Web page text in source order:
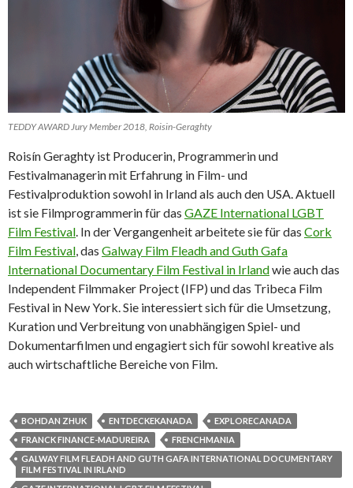
TEDDY AWARD Jury Member 2018, Roisin-Geraghty
Roisín Geraghty ist Producerin, Programmerin und
Festivalmanagerin mit Erfahrung in Film- und
Festivalproduktion sowohl in Irland als auch den USA. Aktuell
ist sie Filmprogrammerin für das GAZE International LGBT
Film Festival. In der Vergangenheit arbeitete sie für das Cork
Film Festival, das Galway Film Fleadh and Guth Gafa
International Documentary Film Festival in Irlandwie auch das
Independent Filmmaker Project (IFP) und das Tribeca Film
Festival in New York. Sie interessiert sich für die Umsetzung,
Kuration und Verbreitung von unabhängigen Spiel- und
Dokumentarfilmen und engagiert sich für sowohl kreative als
auch wirtschaftliche Bereiche von Film.
BOHDAN ZHUK ENTDECKEKANADA
EXPLORECANADA
FRANCK FINANCE-MADUREIRA
FRENCHMANIA
GALWAY FILM FLEADH AND GUTH GAFA INTERNATIONAL DOCUMENTARY
FILM FESTIVAL IN IRLAND